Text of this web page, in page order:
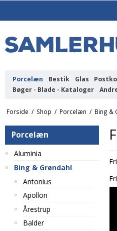
Porcelæn Bestik Glas
Bøger - Blade - Kataloger
Forside / Shop / Porcelæn / Bing &
Porcelæn
Aluminia
Bing & Grøndahl
Antonius
Apollon
Årestrup
Balder